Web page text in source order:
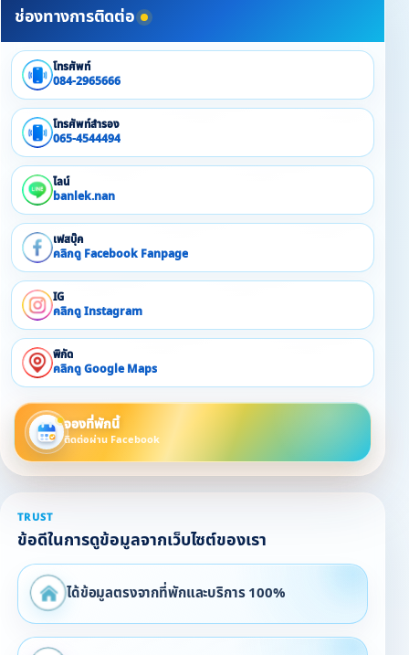
▪ Snack
ช่องทางการติดต่อ
โทรศัพท์
084-2965666
โทรศัพท์สำรอง
065-4544494
ไลน์
banlek.nan
เฟสบุ๊ค
คลิกดู Facebook Fanpage
IG
คลิกดู Instagram
พิกัด
คลิกดู Google Maps
จองที่พักนี้
ติดต่อผ่าน Facebook
TRUST
ข้อดีในการดูข้อมูลจากเว็บไซต์ของเรา
ได้ข้อมูลตรงจากที่พักและบริการ 100%